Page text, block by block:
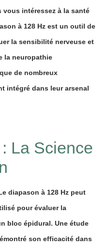
intéressez à la santé
à 128 Hz est un outil de
la sensibilité nerveuse et
la neuropathie
de nombreux
intégré dans leur arsenal
La Science
diapason à 128 Hz peut
pour évaluer la
bloc épidural. Une étude
son efficacité dans